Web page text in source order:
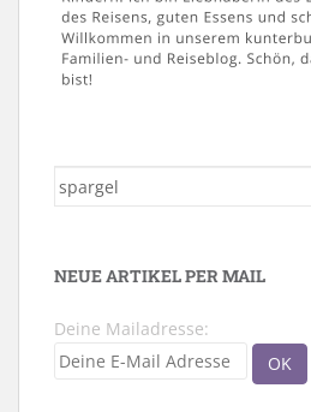
Suche
NEUE ARTIKEL PER MAIL
Deine Mailadresse: